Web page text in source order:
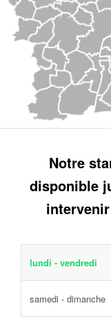
Notre
disponible
lundi - vendredi
samedi - dimanche